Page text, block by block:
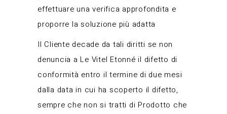
effettuare una verifica approfondita e
proporre la soluzione più adatta
Il Cliente decade da tali diritti se non
denuncia a Le Vitel Etonné il difetto di
conformità entro il termine di due mesi
dalla data in cui ha scoperto il difetto,
sempre che non si tratti di Prodotto che